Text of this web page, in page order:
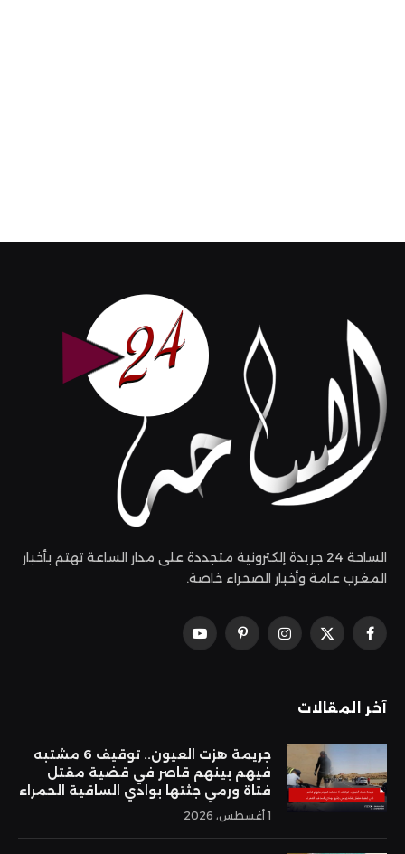
الساحة 24 جريدة إلكترونية متجددة على مدار الساعة تهتم بأخبار
المغرب عامة وأخبار الصحراء خاصة.
فيسبوك
X
الانستغرامبينتيريستيوتيوب
آخر المقالات
جريمة هزت العيون.. توقيف 6 مشتبه
فيهم بينهم قاصر في قضية مقتل
فتاة ورمي جثتها بوادي الساقية الحمراء
1 أغسطس، 2026